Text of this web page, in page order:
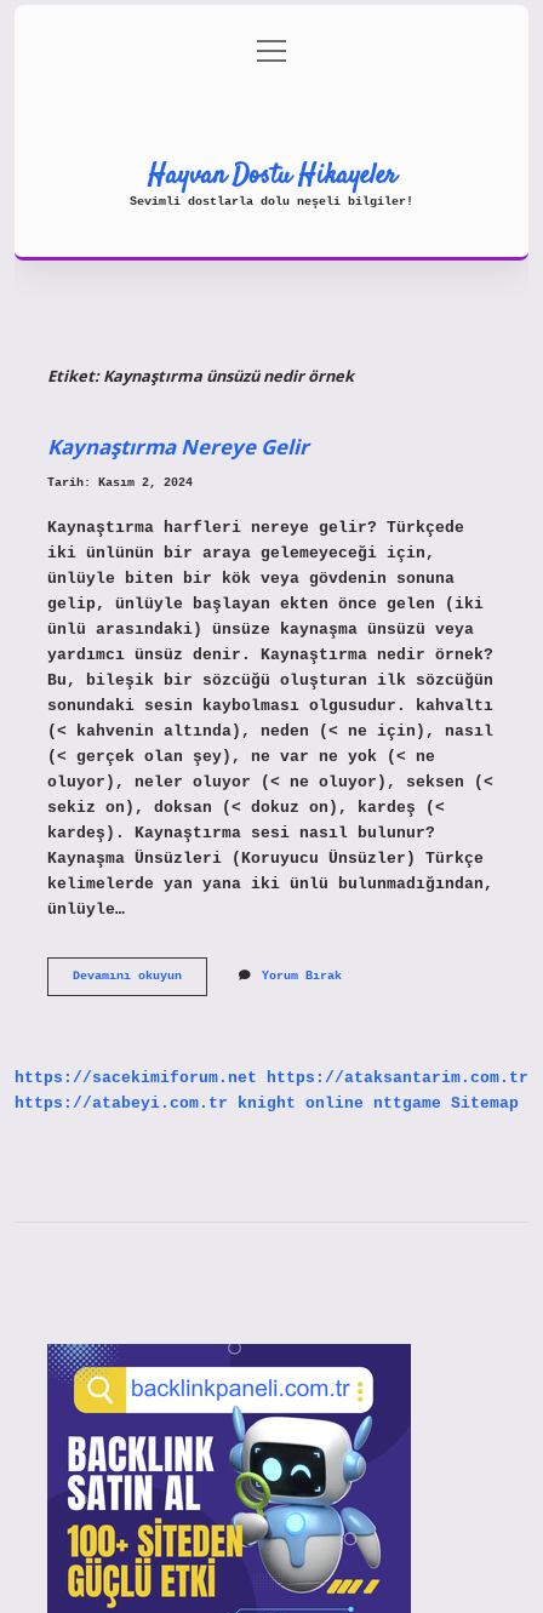
Gizlilik Politikası
menüyü
aç
Hayvan Dostu Hikayeler
Sevimli dostlarla dolu neşeli bilgiler!
Etiket:Kaynaştırma ünsüzü nedir örnek
Kaynaştırma Nereye Gelir
Tarih: Kasım 2, 2024
Kaynaştırma harfleri nereye gelir? Türkçede
iki ünlünün bir araya gelemeyeceği için,
ünlüyle biten bir kök veya gövdenin sonuna
gelip, ünlüyle başlayan ekten önce gelen (iki
ünlü arasındaki) ünsüze kaynaşma ünsüzü veya
yardımcı ünsüz denir. Kaynaştırma nedir örnek?
Bu, bileşik bir sözcüğü oluşturan ilk sözcüğün
sonundaki sesin kaybolması olgusudur. kahvaltı
(< kahvenin altında), neden (< ne için), nasıl
(< gerçek olan şey), ne var ne yok (< ne
oluyor), neler oluyor (< ne oluyor), seksen (<
sekiz on), doksan (< dokuz on), kardeş (<
kardeş). Kaynaştırma sesi nasıl bulunur?
Kaynaşma Ünsüzleri (Koruyucu Ünsüzler) Türkçe
kelimelerde yan yana iki ünlü bulunmadığından,
ünlüyle…
Devamını okuyunKaynaştırma
Yorum Bırak
https://sacekimiforum.net
https://ataksantarim.com.tr
https://atabeyi.com.tr
knight online nttgame Sitemap